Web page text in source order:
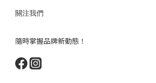
關注我們
隨時掌握品牌新動態！